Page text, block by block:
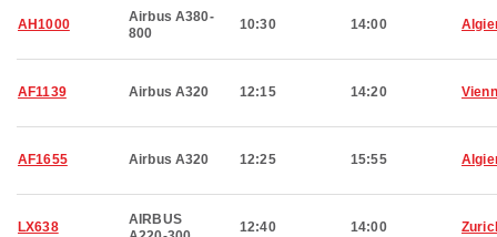
AH1000
Airbus A380-
800
10:30 14:00
AF1139 Airbus A320 12:15 14:20
AF1655 Airbus A320 12:25 15:55
LX638
AIRBUS
12:40 14:00